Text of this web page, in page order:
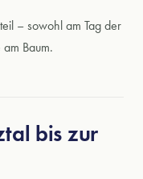
– sowohl am Tag der
Baum.
bis zur